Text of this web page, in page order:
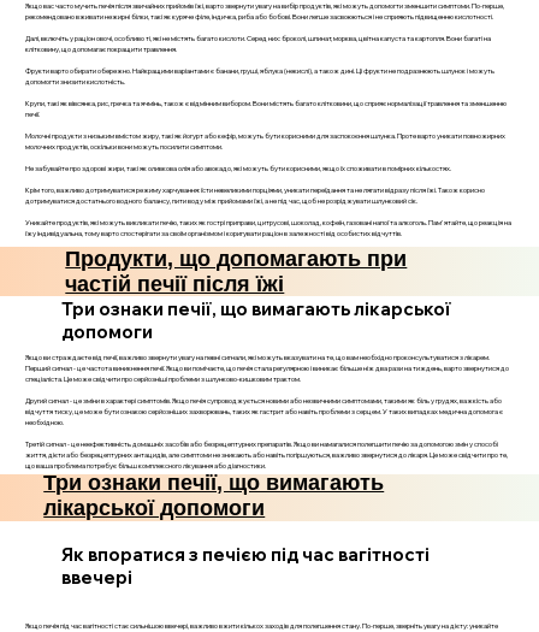
Якщо вас часто мучить печія після звичайних прийомів їжі, варто звернути увагу на вибір продуктів, які можуть допомогти зменшити симптоми. По-перше,
рекомендовано вживати нежирні білки, такі як куряче філе, індичка, риба або бобові. Вони легше засвоюються і не сприяють підвищенню кислотності.
Далі, включіть у раціон овочі, особливо ті, які не містять багато кислоти. Серед них: броколі, шпинат, морква, цвітна капуста та картопля. Вони багаті на
клітковину, що допомагає покращити травлення.
Фрукти варто обирати обережно. Найкращими варіантами є банани, груші, яблука (некислі), а також дині. Ці фрукти не подразнюють шлунок і можуть
допомогти знизити кислотність.
Крупи, такі як вівсянка, рис, гречка та ячмінь, також є відмінним вибором. Вони містять багато клітковини, що сприяє нормалізації травлення та зменшенню
печії.
Молочні продукти з низьким вмістом жиру, такі як йогурт або кефір, можуть бути корисними для заспокоєння шлунка. Проте варто уникати повножирних
молочних продуктів, оскільки вони можуть посилити симптоми.
Не забувайте про здорові жири, такі як оливкова олія або авокадо, які можуть бути корисними, якщо їх споживати в помірних кількостях.
Крім того, важливо дотримуватися режиму харчування: їсти невеликими порціями, уникати переїдання та не лягати відразу після їжі. Також корисно
дотримуватися достатнього водного балансу, пити воду між прийомами їжі, а не під час, щоб не розріджувати шлунковий сік.
Уникайте продуктів, які можуть викликати печію, таких як гострі приправи, цитрусові, шоколад, кофеїн, газовані напої та алкоголь. Пам'ятайте, що реакція на
їжу індивідуальна, тому варто спостерігати за своїм організмом і коригувати раціон в залежності від особистих відчуттів.
Продукти, що допомагають при
частій печії після їжі
Три ознаки печії, що вимагають лікарської
допомоги
Якщо ви страждаєте від печії, важливо звернути увагу на певні сигнали, які можуть вказувати на те, що вам необхідно проконсультуватися з лікарем.
Перший сигнал - це частота виникнення печії. Якщо ви помічаєте, що печія стала регулярною і виникає більше ніж два рази на тиждень, варто звернутися до
спеціаліста. Це може свідчити про серйозніші проблеми з шлунково-кишковим трактом.
Другий сигнал - це зміни в характері симптомів. Якщо печія супроводжується новими або незвичними симптомами, такими як біль у грудях, важкість або
відчуття тиску, це може бути ознакою серйозніших захворювань, таких як гастрит або навіть проблеми з серцем. У таких випадках медична допомога є
необхідною.
Третій сигнал - це неефективність домашніх засобів або безрецептурних препаратів. Якщо ви намагалися полегшити печію за допомогою змін у способі
життя, дієти або безрецептурних антацидів, але симптоми не зникають або навіть погіршуються, важливо звернутися до лікаря. Це може свідчити про те,
що ваша проблема потребує більш комплексного лікування або діагностики.
Три ознаки печії, що вимагають
лікарської допомоги
Як впоратися з печією під час вагітності
ввечері
Якщо печія під час вагітності стає сильнішою ввечері, важливо вжити кількох заходів для полегшення стану. По-перше, зверніть увагу на дієту: уникайте